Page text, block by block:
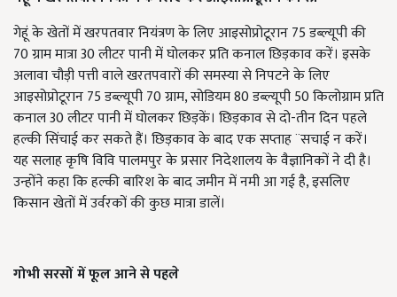
गेहूं के खेतों में खरपतवार नियंत्रण के लिए आइसोप्रोटूरान 75 डब्ल्यूपी की
70 ग्राम मात्रा 30 लीटर पानी में घोलकर प्रति कनाल छिड़काव करें। इसके
अलावा चौड़ी पत्ती वाले खरतपवारों की समस्या से निपटने के लिए
आइसोप्रोटूरान 75 डब्ल्यूपी 70 ग्राम, सोडियम 80 डब्ल्यूपी 50 किलोग्राम प्रति
कनाल 30 लीटर पानी में घोलकर छिड़कें। छिड़काव से दो-तीन दिन पहले
हल्की सिंचाई कर सकते हैं। छिड़काव के बाद एक सप्ताह ¨सचाई न करें।
यह सलाह कृषि विवि पालमपुर के प्रसार निदेशालय के वैज्ञानिकों ने दी है।
उन्होंने कहा कि हल्की बारिश के बाद जमीन में नमी आ गई है, इसलिए
किसान खेतों में उर्वरकों की कुछ मात्रा डालें।
गोभी सरसों में फूल आने से पहले